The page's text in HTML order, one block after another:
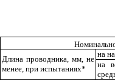
Длина проводника, мм, не
менее, при испытаниях*
на
на